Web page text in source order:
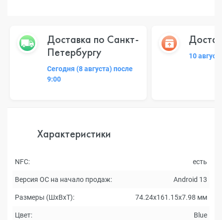
Доставка по Санкт-
Петербургу
Сегодня (8 августа) после
9:00
10
Характеристики
NFC: есть
Версия ОС на начало продаж: Android 13
Размеры (ШxВxТ): 74.24x161.15x7.98 мм
Цвет: Blue